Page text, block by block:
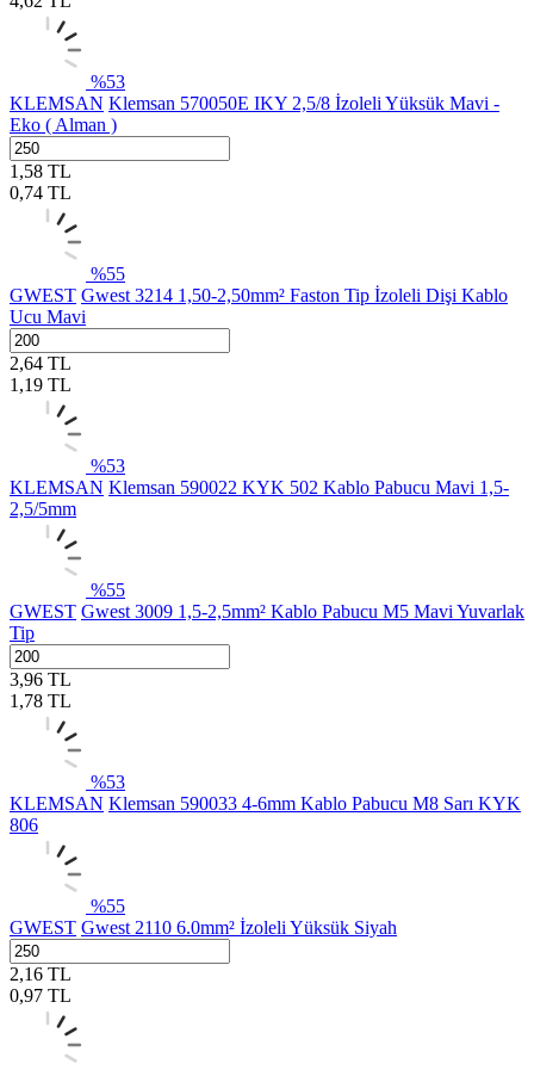
%53
KLEMSAN Klemsan 570050E IKY 2,5/8 İzoleli Yüksük Mavi -
Eko ( Alman )
1,58 TL
0,74 TL
%55
GWEST Gwest 3214 1,50-2,50mm² Faston Tip İzoleli Dişi Kablo
Ucu Mavi
2,64 TL
1,19 TL
%53
KLEMSAN Klemsan 590022 KYK 502 Kablo Pabucu Mavi 1,5-
2,5/5mm
%55
GWEST Gwest 3009 1,5-2,5mm² Kablo Pabucu M5 Mavi Yuvarlak
Tip
3,96 TL
1,78 TL
%53
KLEMSAN Klemsan 590033 4-6mm Kablo Pabucu M8 Sarı KYK
806
%55
GWEST Gwest 2110 6.0mm² İzoleli Yüksük Siyah
2,16 TL
0,97 TL